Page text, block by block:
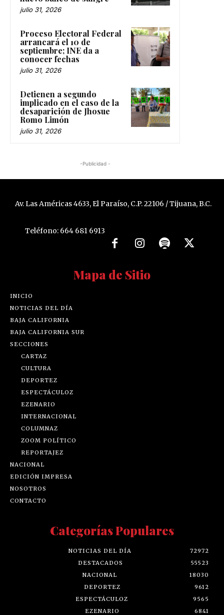
julio 31, 2026
Proceso Electoral Federal
arrancará el 10 de
septiembre; INE da a
conocer fechas
julio 31, 2026
Detienen a segundo
implicado en el caso de la
desaparición de Jhosue
Romo Limón
julio 31, 2026
-Publicidad -
Av. Las Américas 4633, El Paraíso, C.P. 22106 / Tijuana, B.C.
Teléfono: 664 681 6913
Mapa de Sitio
INICIO
NOTICIAS DEL DÍA
BAJA CALIFORNIA
BAJA CALIFORNIA SUR
SECCIONES
CARTAZ
CULTURA
DEPORTEZ
ESPECTÁCULOZ
EZENARIO
INTERNACIONAL
COLUMNAZ
ZOOM POLÍTICO
REPORTAJEZ
NACIONAL
EDICIÓN IMPRESA
NOSOTROS
CONTACTO
Categorías Populares
NOTICIAS DEL DÍA
72972
DESTACADOS
55523
NACIONAL
18030
DEPORTEZ
9612
ESPECTÁCULOZ
9565
EZENARIO
6841